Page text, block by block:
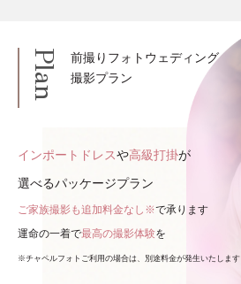
Plan
前撮りフォトウェディング
撮影プラン
インポートドレスや高級打掛が
選べるパッケージプラン
ご家族撮影も追加料金なし※で承ります
運命の一着で最高の撮影体験を
※チャペルフォトご利用の場合は、別途料金が発生いたします